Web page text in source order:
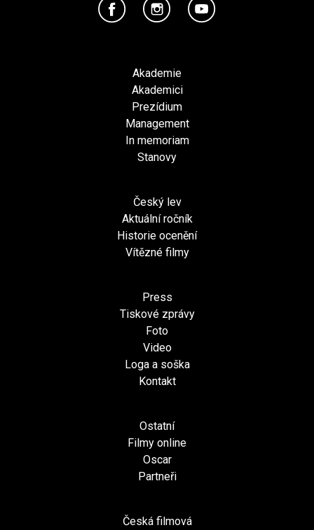
Akademie
Akademici
Prezídium
Management
In memoriam
Stanovy
Český lev
Aktuální ročník
Historie ocenění
Vítězné filmy
Press
Tiskové zprávy
Foto
Video
Loga a soška
Kontakt
Ostatní
Filmy online
Oscar
Partneři
Česká filmová